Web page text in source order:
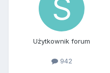
Użytkownik forum
942